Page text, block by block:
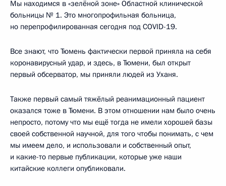
Мы находимся в «зелёной зоне» Областной клинической
больницы № 1. Это многопрофильная больница,
но перепрофилированная сегодня под COVID-19.
Все знают, что Тюмень фактически первой приняла на себя
коронавирусный удар, и здесь, в Тюмени, был открыт
первый обсерватор, мы приняли людей из Уханя.
Также первый самый тяжёлый реанимационный пациент
оказался тоже в Тюмени. В этом отношении нам было очень
непросто, потому что мы ещё тогда не имели хорошей базы
своей собственной научной, для того чтобы понимать, с чем
мы имеем дело, и использовали и собственный опыт,
и какие-то первые публикации, которые уже наши
китайские коллеги опубликовали.